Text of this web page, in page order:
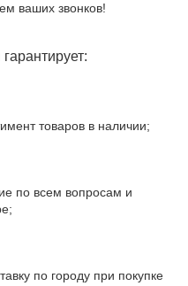
ваших звонков!
товаров в наличии;
по всем вопросам и
по городу при покупке